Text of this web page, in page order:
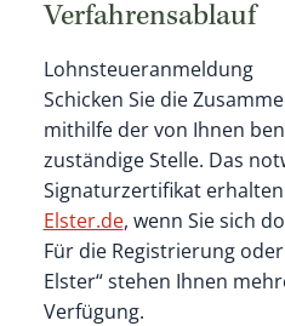
Verfahrensablauf
Lohnsteueranmeldung
Schicken Sie die
mithilfe der von Ihnen
zuständige Stelle. Das
Signaturzertifikat
Elster.de, wenn Sie sich
Für die Registrierung
Elster“ stehen Ihnen
Verfügung.